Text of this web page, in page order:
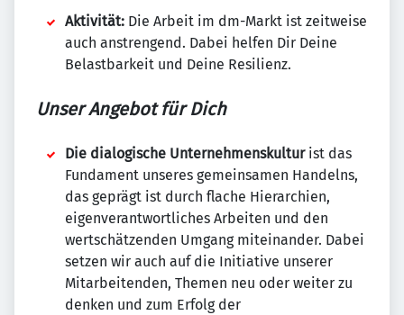
Aktivität: Die Arbeit im dm-Markt ist zeitweise
auch anstrengend. Dabei helfen Dir Deine
Belastbarkeit und Deine Resilienz.
Unser Angebot für Dich
Die dialogische Unternehmenskulturist das
Fundament unseres gemeinsamen Handelns,
das geprägt ist durch flache Hierarchien,
eigenverantwortliches Arbeiten und den
wertschätzenden Umgang miteinander. Dabei
setzen wir auch auf die Initiative unserer
Mitarbeitenden, Themen neu oder weiter zu
denken und zum Erfolg der